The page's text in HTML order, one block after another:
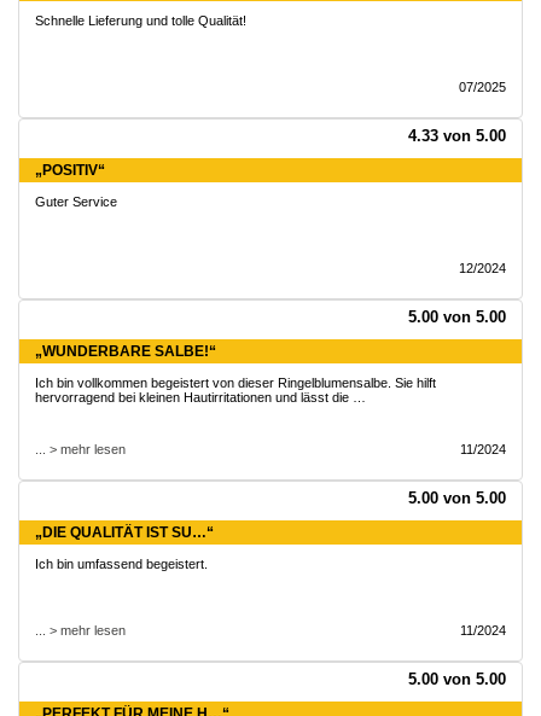
Schnelle Lieferung und tolle Qualität!
07/2025
4.33 von 5.00
„POSITIV“
Guter Service
12/2024
5.00 von 5.00
„WUNDERBARE SALBE!“
Ich bin vollkommen begeistert von dieser Ringelblumensalbe. Sie hilft
hervorragend bei kleinen Hautirritationen und lässt die …
... > mehr lesen 11/2024
5.00 von 5.00
„DIE QUALITÄT IST SU…“
Ich bin umfassend begeistert.
... > mehr lesen 11/2024
5.00 von 5.00